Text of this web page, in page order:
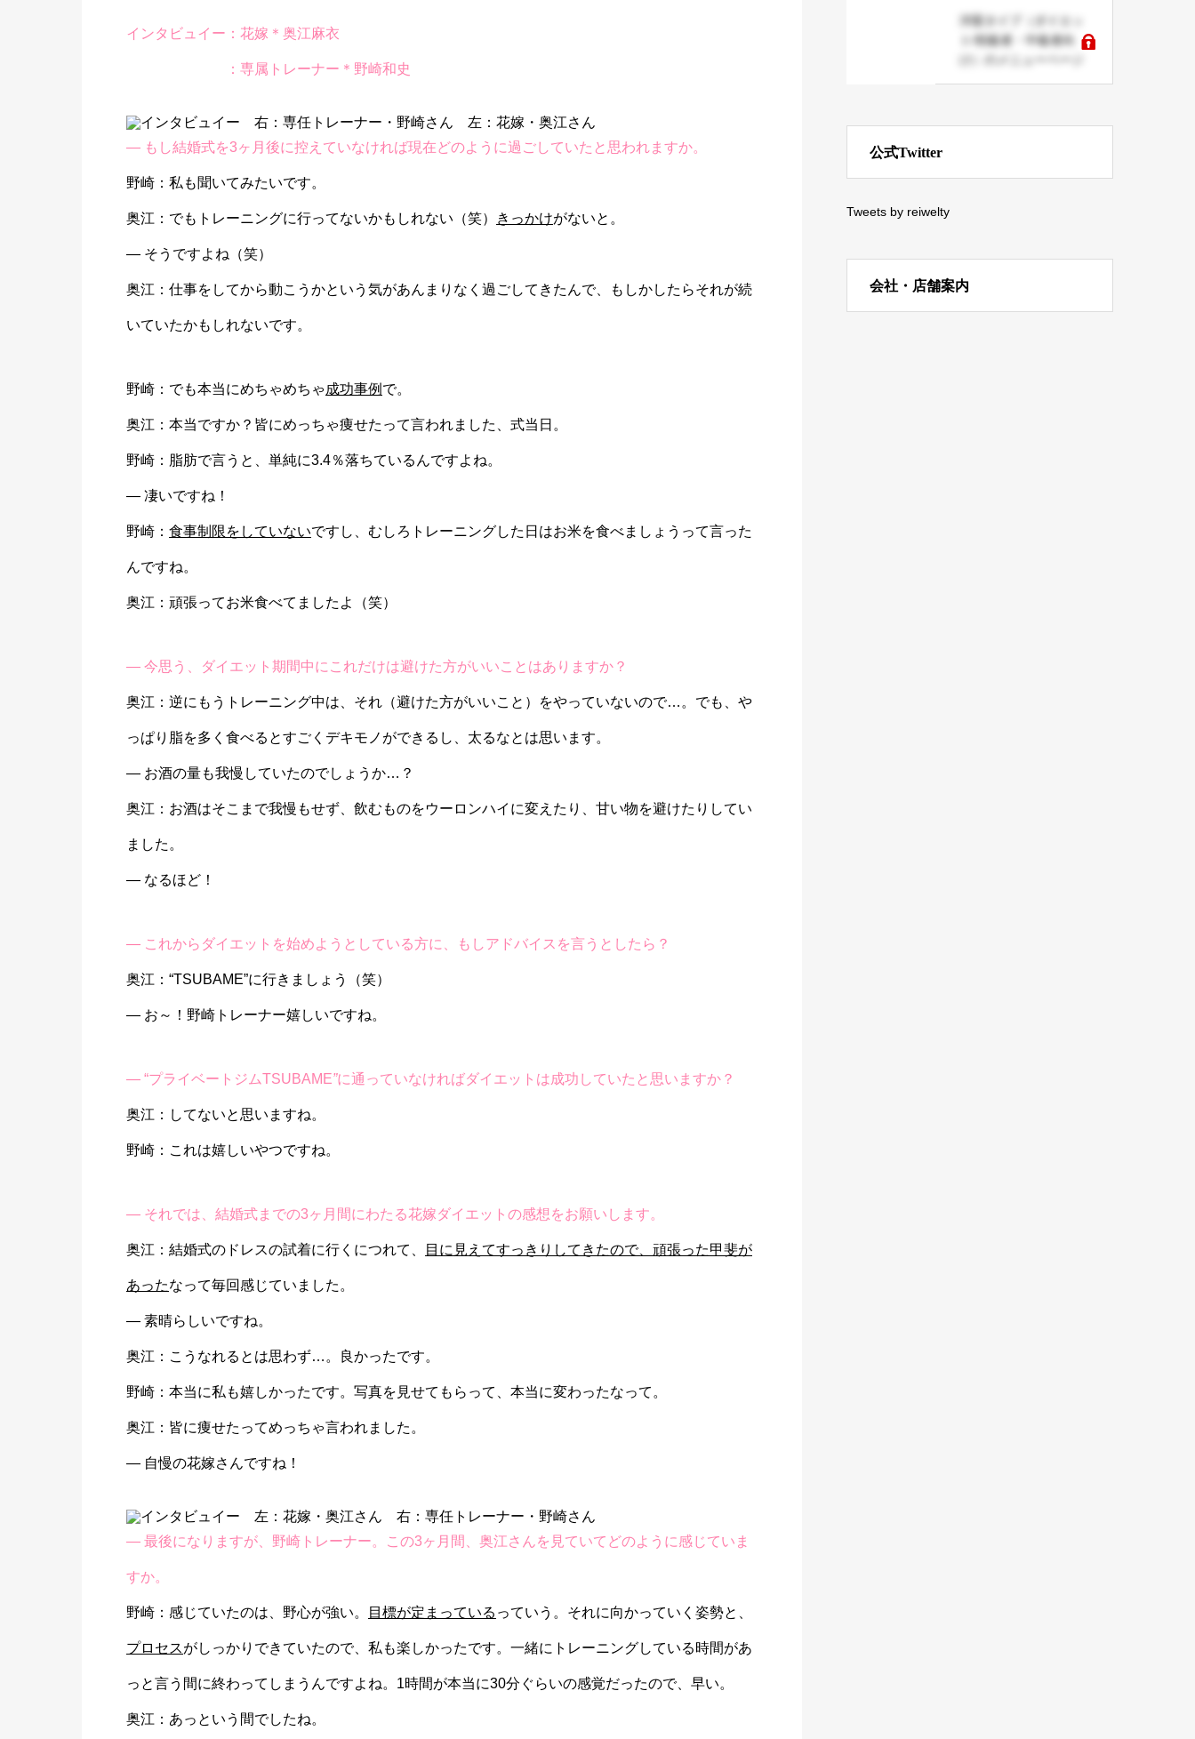
インタビュイー：花嫁＊奥江麻衣
：専属トレーナー＊野崎和史
― もし結婚式を3ヶ月後に控えていなければ現在どのように過ごしていたと思われますか。
野崎：私も聞いてみたいです。
奥江：でもトレーニングに行ってないかもしれない（笑） きっかけがないと。
― そうですよね（笑）
奥江：仕事をしてから動こうかという気があんまりなく過ごしてきたんで、もしかしたらそれが続
いていたかもしれないです。
野崎：でも本当にめちゃめちゃ 成功事例 で。
奥江：本当ですか？皆にめっちゃ痩せたって言われました、式当日。
野崎：脂肪で言うと、単純に3.4％落ちているんですよね。
― 凄いですね！
野崎： 食事制限をしていないですし、むしろトレーニングした日はお米を食べましょうって言った
んですね。
奥江：頑張ってお米食べてましたよ（笑）
― 今思う、ダイエット期間中にこれだけは避けた方がいいことはありますか？
奥江：逆にもうトレーニング中は、それ（避けた方がいいこと）をやっていないので…。でも、や
っぱり脂を多く食べるとすごくデキモノができるし、太るなとは思います。
― お酒の量も我慢していたのでしょうか…？
奥江：お酒はそこまで我慢もせず、飲むものをウーロンハイに変えたり、甘い物を避けたりしてい
ました。
― なるほど！
― これからダイエットを始めようとしている方に、もしアドバイスを言うとしたら？
奥江：“TSUBAME”に行きましょう（笑）
― お～！野崎トレーナー嬉しいですね。
― “プライベートジムTSUBAME”に通っていなければダイエットは成功していたと思いますか？
奥江：してないと思いますね。
野崎：これは嬉しいやつですね。
― それでは、結婚式までの3ヶ月間にわたる花嫁ダイエットの感想をお願いします。
奥江：結婚式のドレスの試着に行くにつれて、 目に見えてすっきりしてきたので、頑張った甲斐が
あったなって毎回感じていました。
― 素晴らしいですね。
奥江：こうなれるとは思わず…。良かったです。
野崎：本当に私も嬉しかったです。写真を見せてもらって、本当に変わったなって。
奥江：皆に痩せたってめっちゃ言われました。
― 自慢の花嫁さんですね！
― 最後になりますが、野崎トレーナー。この3ヶ月間、奥江さんを見ていてどのように感じていま
すか。
野崎：感じていたのは、野心が強い。 目標が定まっている っていう。それに向かっていく姿勢と、
プロセスがしっかりできていたので、私も楽しかったです。一緒にトレーニングしている時間があ
っと言う間に終わってしまうんですよね。1時間が本当に30分ぐらいの感覚だったので、早い。
奥江：あっという間でしたね。
洋梨タイプ（ダイエッ
ト/初級者・中級者向
公式Twitter
Tweets by reiwelty
会社・店舗案内